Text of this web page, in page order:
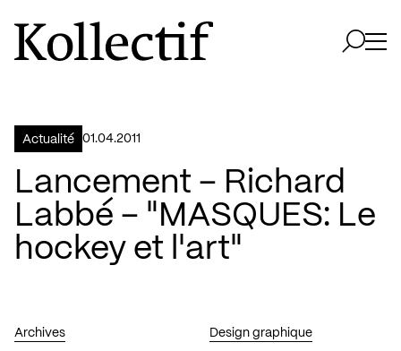
Aller à la page d'accueil
Logo Kollectif
Actualité 01.04.2011
Lancement – Richard
Labbé – "MASQUES: Le
hockey et l'art"
Archives Design graphique